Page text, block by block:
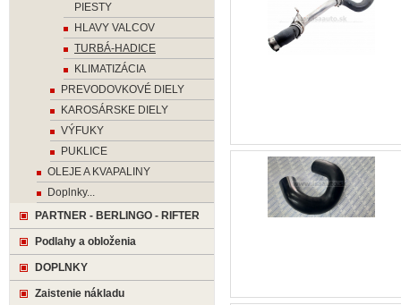
PIESTY
HLAVY VALCOV
TURBÁ-HADICE
KLIMATIZÁCIA
PREVODOVKOVÉ DIELY
KAROSÁRSKE DIELY
VÝFUKY
PUKLICE
OLEJE A KVAPALINY
Doplnky...
PARTNER - BERLINGO - RIFTER
Podlahy a obloženia
DOPLNKY
Zaistenie nákladu